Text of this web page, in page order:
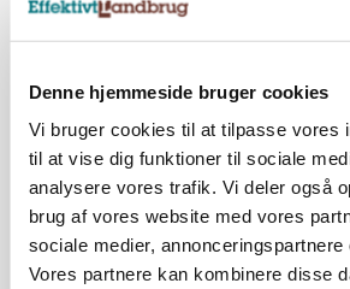
Denne hjemmeside bruger cookies
Vi bruger cookies til at tilpasse vores
til at vise dig funktioner til sociale
analysere vores trafik. Vi deler også
brug af vores website med vores
sociale medier, annonceringspartnere
Vores partnere kan kombinere disse
KVÆG
Snart kan man søge tilskud til
Annonce